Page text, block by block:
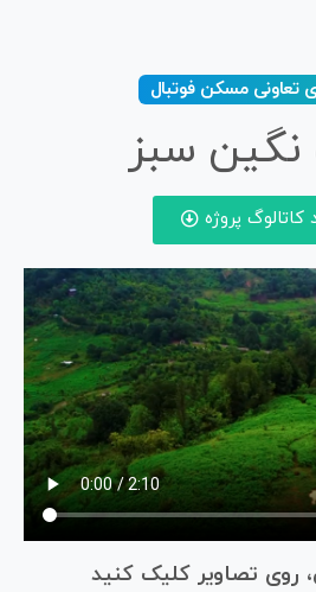
تعاونی مسکن فوتبال
نگین سبز
کاتالوگ پروژه
روی تصاویر کلیک کنید